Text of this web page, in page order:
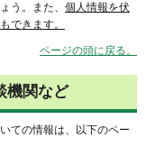
う。また、 個人情報を伏
できます。
ページの頭に戻る。
機関など
ての情報は、以下のペー